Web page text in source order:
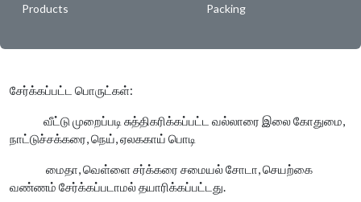
Products
Packing
சேர்க்கப்பட்ட பொருட்கள்:
வீட்டு முறைப்படி சுத்திகரிக்கப்பட்ட வல்லாரை இலை கோதுமை,
நாட்டுச்சக்கரை, நெய், ஏலககாய் பொடி
மைதா, வெள்ளை சர்க்கரை சமையல் சோடா, செயற்கை
வண்ணம் சேர்க்கப்படாமல் தயாரிக்கப்பட்டது.